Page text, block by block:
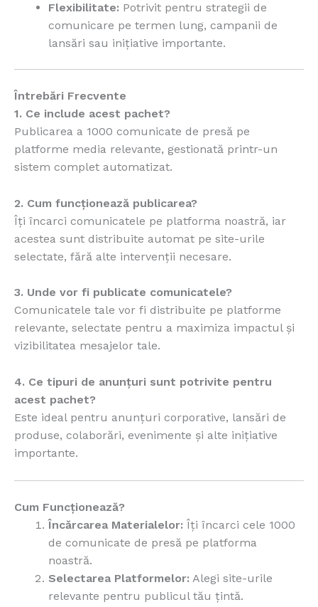
Flexibilitate: Potrivit pentru strategii de
comunicare pe termen lung, campanii de
lansări sau inițiative importante.
Întrebări Frecvente
1. Ce include acest pachet?
Publicarea a 1000 comunicate de presă pe
platforme media relevante, gestionată printr-un
sistem complet automatizat.
2. Cum funcționează publicarea?
Îți încarci comunicatele pe platforma noastră, iar
acestea sunt distribuite automat pe site-urile
selectate, fără alte intervenții necesare.
3. Unde vor fi publicate comunicatele?
Comunicatele tale vor fi distribuite pe platforme
relevante, selectate pentru a maximiza impactul și
vizibilitatea mesajelor tale.
4. Ce tipuri de anunțuri sunt potrivite pentru
acest pachet?
Este ideal pentru anunțuri corporative, lansări de
produse, colaborări, evenimente și alte inițiative
importante.
Cum Funcționează?
Încărcarea Materialelor: Îți încarci cele 1000
de comunicate de presă pe platforma
noastră.
Selectarea Platformelor: Alegi site-urile
relevante pentru publicul tău țintă.